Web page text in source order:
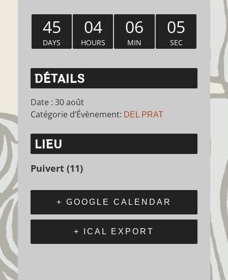
45
DAYS
04
HOURS
06
MIN
05
SEC
DÉTAILS
Date : 30 août
Catégorie d’Évènement: DEL PRAT
LIEU
Puivert (11)
+ GOOGLE CALENDAR
+ ICAL EXPORT